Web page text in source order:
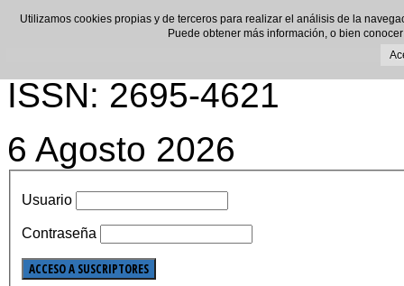
ISSN: 2695-4621
6 Agosto 2026
Usuario
Contraseña
Utilizamos cookies propias y de terceros para realizar el análisis de la
Puede obtener más información, o bien